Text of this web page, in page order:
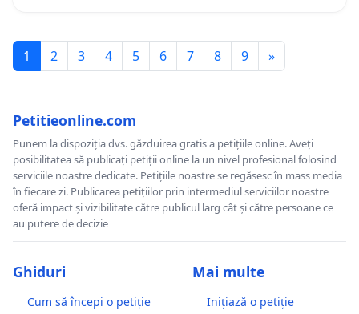
1 2 3 4 5 6 7 8 9 »
Petitieonline.com
Punem la dispoziția dvs. găzduirea gratis a petițiile online. Aveți
posibilitatea să publicați petiții online la un nivel profesional folosind
serviciile noastre dedicate. Petițiile noastre se regăsesc în mass media
în fiecare zi. Publicarea petițiilor prin intermediul serviciilor noastre
oferă impact și vizibilitate către publicul larg cât și către persoane ce
au putere de decizie
Ghiduri
Cum să începi o petiție
Mai multe
Inițiază o petiție